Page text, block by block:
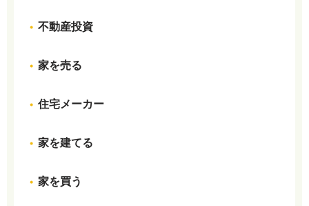
不動産投資
家を売る
住宅メーカー
家を建てる
家を買う